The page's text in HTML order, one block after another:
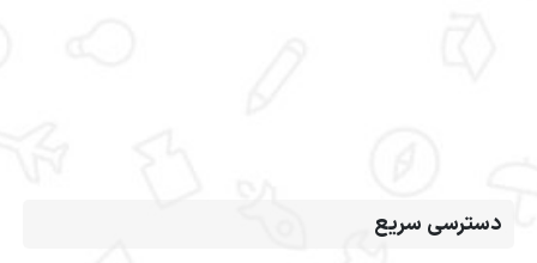
دسترسی سریع